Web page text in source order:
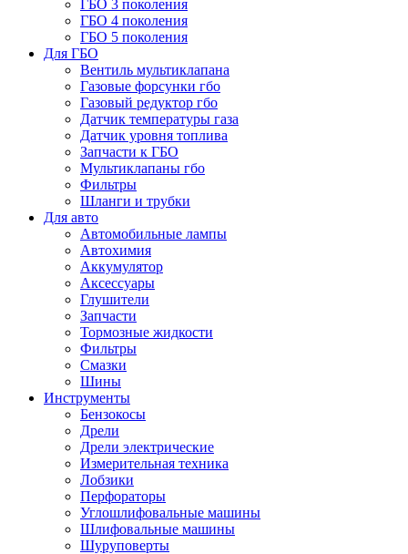
ГБО 3 поколения
ГБО 4 поколения
ГБО 5 поколения
Для ГБО
Вентиль мультиклапана
Газовые форсунки гбо
Газовый редуктор гбо
Датчик температуры газа
Датчик уровня топлива
Запчасти к ГБО
Мультиклапаны гбо
Фильтры
Шланги и трубки
Для авто
Автомобильные лампы
Автохимия
Аккумулятор
Аксессуары
Глушители
Запчасти
Тормозные жидкости
Фильтры
Смазки
Шины
Инструменты
Бензокосы
Дрели
Дрели электрические
Измерительная техника
Лобзики
Перфораторы
Углошлифовальные машины
Шлифовальные машины
Шуруповерты